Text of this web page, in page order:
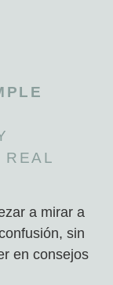
a mirar a
sin
en consejos